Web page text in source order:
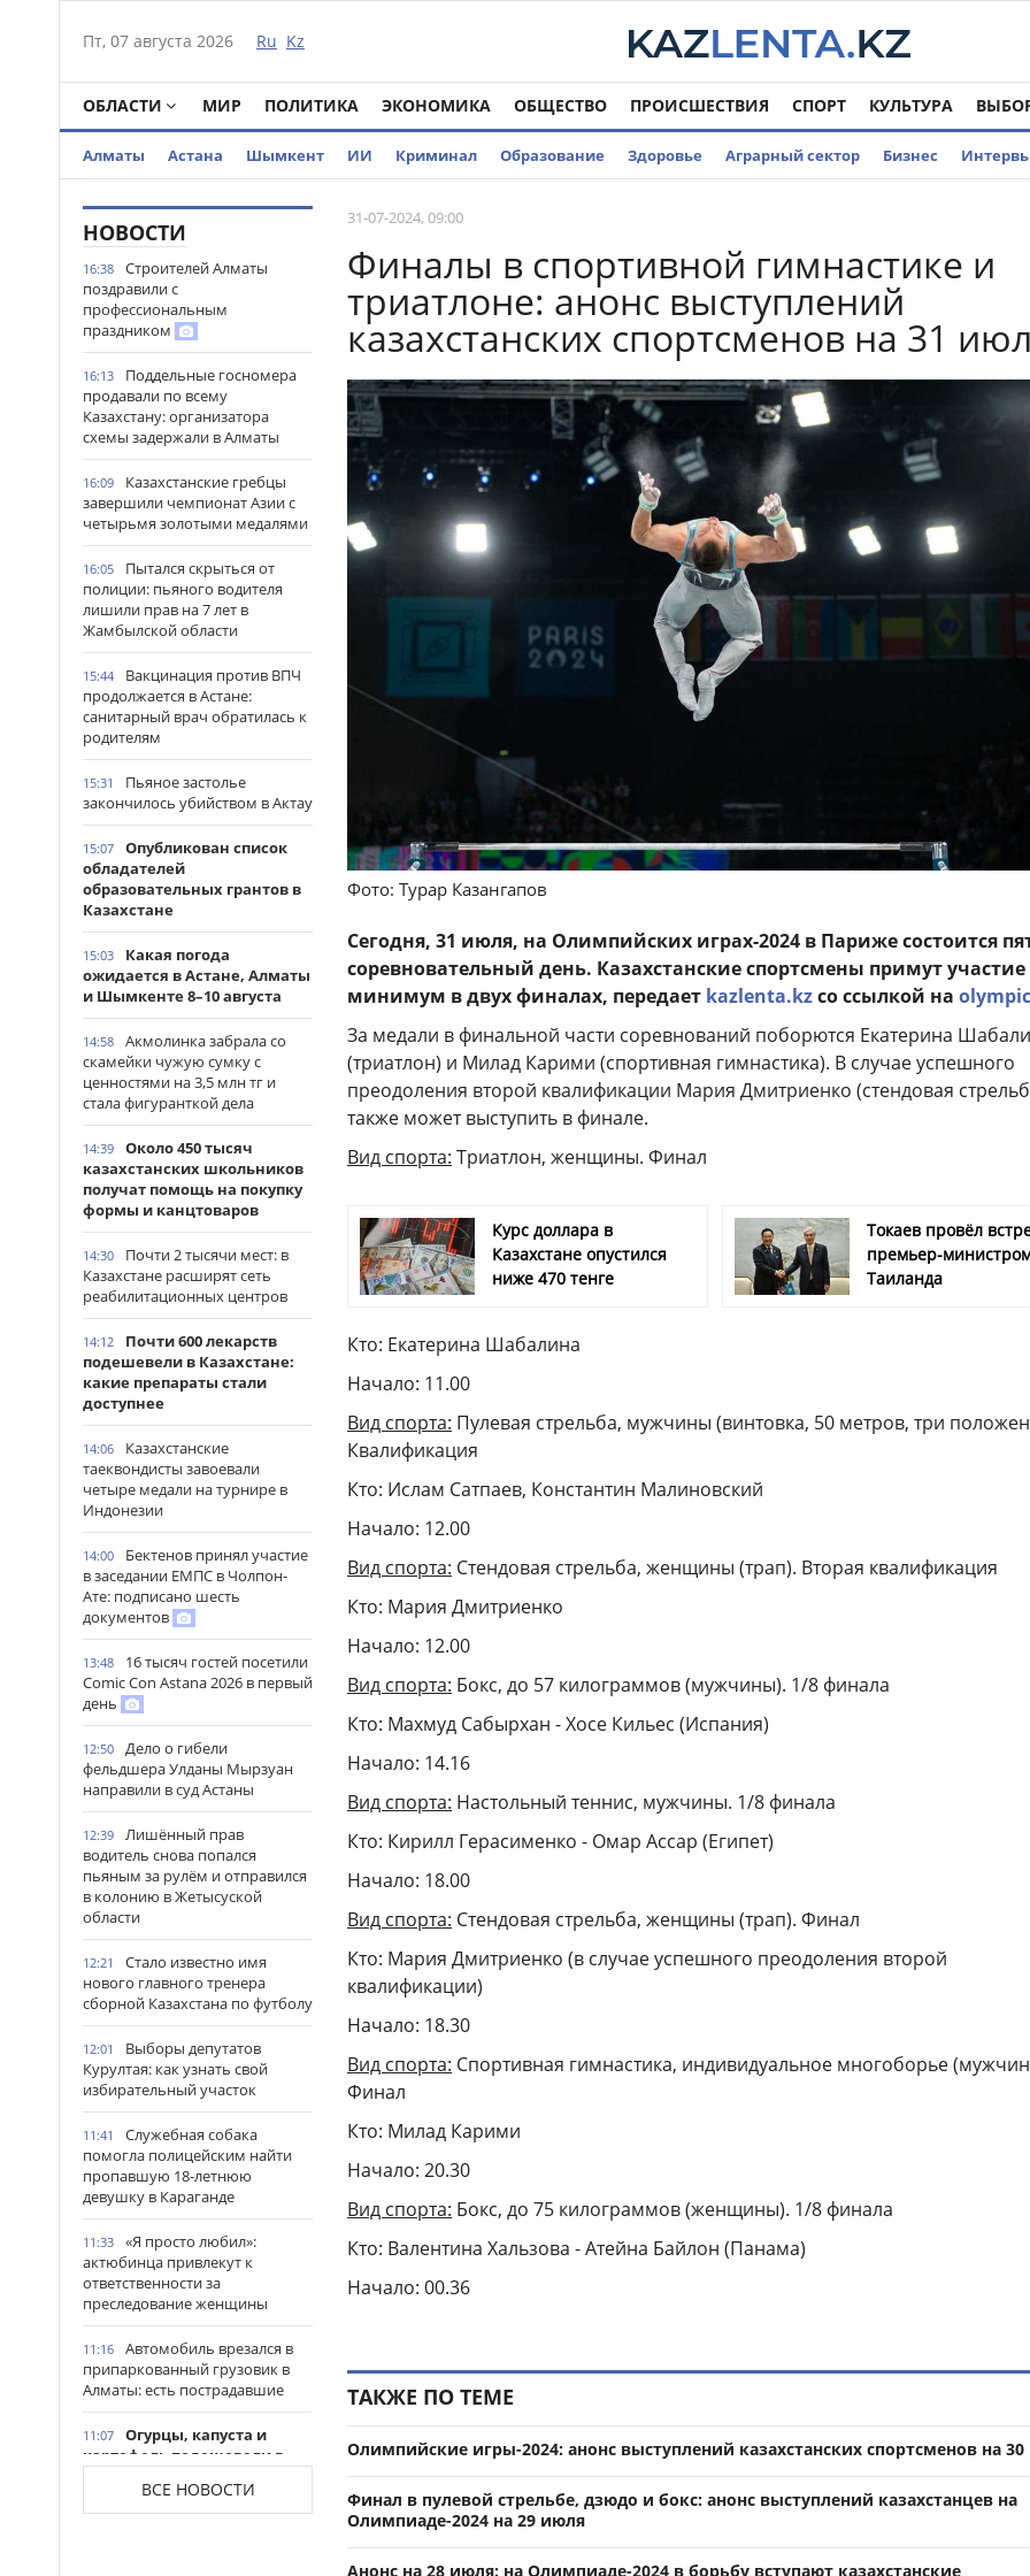
Пт, 07 августа 2026 Ru Kz
ОБЛАСТИ МИР ПОЛИТИКА ЭКОНОМИКА ОБЩЕСТВО ПРОИСШЕСТВИЯ СПОРТ КУЛЬТУРА
Алматы Астана Шымкент ИИ Криминал Образование Здоровье Аграрный сектор Бизнес
НОВОСТИ
16:38
Строителей Алматы
поздравили с
профессиональным
праздником
16:13
Поддельные госномера
продавали по всему
Казахстану: организатора
схемы задержали в Алматы
16:09
Казахстанские гребцы
завершили чемпионат Азии с
четырьмя золотыми медалями
16:05
Пытался скрыться от
полиции: пьяного водителя
лишили прав на 7 лет в
Жамбылской области
15:44
Вакцинация против ВПЧ
продолжается в Астане:
санитарный врач обратилась к
родителям
15:31
Пьяное застолье
закончилось убийством в Актау
15:07
Опубликован список
обладателей
образовательных грантов в
Казахстане
15:03
Какая погода
ожидается в Астане, Алматы
и Шымкенте 8–10 августа
14:58
Акмолинка забрала со
скамейки чужую сумку с
ценностями на 3,5 млн тг и
стала фигуранткой дела
14:39
Около 450 тысяч
казахстанских школьников
получат помощь на покупку
формы и канцтоваров
14:30
Почти 2 тысячи мест: в
Казахстане расширят сеть
реабилитационных центров
14:12
Почти 600 лекарств
подешевели в Казахстане:
какие препараты стали
доступнее
14:06
Казахстанские
таеквондисты завоевали
четыре медали на турнире в
Индонезии
14:00
Бектенов принял участие
в заседании ЕМПС в Чолпон-
Ате: подписано шесть
документов
13:48
16 тысяч гостей посетили
Comic Con Astana 2026 в первый
день
12:50
Дело о гибели
фельдшера Улданы Мырзуан
направили в суд Астаны
12:39
Лишённый прав
водитель снова попался
пьяным за рулём и отправился
в колонию в Жетысуской
области
12:21
Стало известно имя
нового главного тренера
сборной Казахстана по футболу
12:01
Выборы депутатов
Курултая: как узнать свой
избирательный участок
11:41
Служебная собака
помогла полицейским найти
пропавшую 18-летнюю
девушку в Караганде
11:33
«Я просто любил»:
актюбинца привлекут к
ответственности за
преследование женщины
11:16
Автомобиль врезался в
припаркованный грузовик в
Алматы: есть пострадавшие
11:07
Огурцы, капуста и
картофель подешевели в
До +41 градуса: новая
ВСЕ НОВОСТИ
31-07-2024, 09:00
Финалы в спортивной гимнастике и
триатлоне: анонс выступлений
казахстанских спортсменов на 31
Фото: Турар Казангапов
Сегодня, 31 июля, на Олимпийских играх-2024 в Париже состоится
соревновательный день. Казахстанские спортсмены примут участие
минимум в двух финалах, передает kazlenta.kzсо ссылкой на
За медали в финальной части соревнований поборются Екатерина
(триатлон) и Милад Карими (спортивная гимнастика). В случае успешного
преодоления второй квалификации Мария Дмитриенко (стендовая
также может выступить в финале.
Вид спорта: Триатлон, женщины. Финал
Курс доллара в
Казахстане опустился
ниже 470 тенге
Токаев провёл
премьер-
Таиланда
Кто: Екатерина Шабалина
Начало: 11.00
Вид спорта: Пулевая стрельба, мужчины (винтовка, 50 метров, три
Квалификация
Кто: Ислам Сатпаев, Константин Малиновский
Начало: 12.00
Вид спорта: Стендовая стрельба, женщины (трап). Вторая квалификация
Кто: Мария Дмитриенко
Начало: 12.00
Вид спорта: Бокс, до 57 килограммов (мужчины). 1/8 финала
Кто: Махмуд Сабырхан - Хосе Кильес (Испания)
Начало: 14.16
Вид спорта: Настольный теннис, мужчины. 1/8 финала
Кто: Кирилл Герасименко - Омар Ассар (Египет)
Начало: 18.00
Вид спорта: Стендовая стрельба, женщины (трап). Финал
Кто: Мария Дмитриенко (в случае успешного преодоления второй
квалификации)
Начало: 18.30
Вид спорта: Спортивная гимнастика, индивидуальное многоборье
Финал
Кто: Милад Карими
Начало: 20.30
Вид спорта: Бокс, до 75 килограммов (женщины). 1/8 финала
Кто: Валентина Хальзова - Атейна Байлон (Панама)
Начало: 00.36
ТАКЖЕ ПО ТЕМЕ
Олимпийские игры-2024: анонс выступлений казахстанских спортсменов на
Финал в пулевой стрельбе, дзюдо и бокс: анонс выступлений казахстанцев на
Олимпиаде-2024 на 29 июля
Анонс на 28 июля: на Олимпиаде-2024 в борьбу вступают казахстанские